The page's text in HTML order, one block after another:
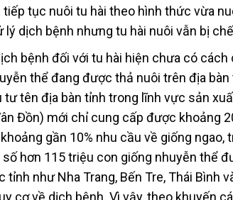
tiếp tục nuôi tu hài theo hình thức vừa
lý dịch bệnh nhưng tu hài nuôi vẫn bị
bệnh đối với tu hài hiện chưa có
thể đang được thả nuôi trên địa
tư tên địa bàn tỉnh trong lĩnh vực sản
Đồn) mới chỉ cung cấp được khoảng
gần 10% nhu cầu về giống
hơn 115 triệu con giống nhuyễn thể
tỉnh như Nha Trang, Bến Tre, Thái Bình
cơ về dịch bệnh. Vì vậy, theo khuyến